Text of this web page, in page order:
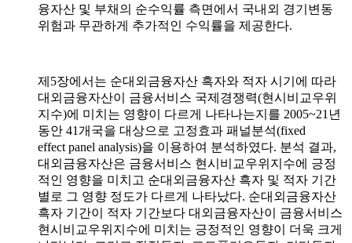
융자산 및 부채의 순수익률 측면에서 국내외 경기변동
위험과 무관하게 추가적인 수익률을 제공한다.
제5장에서는 순대외금융자산 흑자와 적자 시기에 따라
대외금융자산이 금융서비스 국제경쟁력(현시비교우위
지수)에 미치는 영향이 다르게 나타나는지를 2005~21년
동안 41개국을 대상으로 고정효과 패널분석(fixed
effect panel analysis)을 이용하여 분석하였다. 분석 결과,
대외금융자산은 금융서비스 현시비교우위지수에 긍정
적인 영향을 미치고 순대외금융자산 흑자 및 적자 기간
별로 그 영향 정도가 다르게 나타났다. 순대외금융자산
흑자 기간이 적자 기간보다 대외금융자산이 금융서비스
현시비교우위지수에 미치는 긍정적인 영향이 더욱 크게